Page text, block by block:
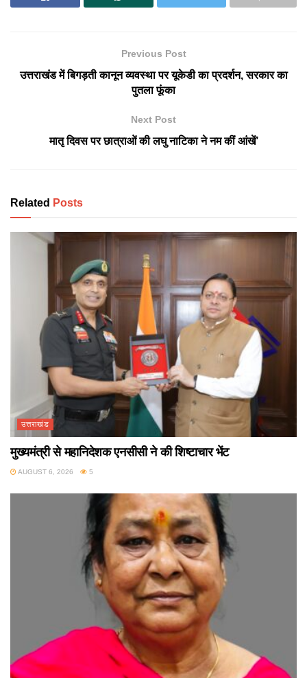
Previous Post
उत्तराखंड में बिगड़ती कानून व्यवस्था पर यूकेडी का प्रदर्शन, सरकार का
पुतला फूंका
Next Post
मातृ दिवस पर छात्राओं की लघु नाटिका ने नम कीं आंखें’
Related Posts
उत्तराखंड
मुख्यमंत्री से महानिदेशक एनसीसी ने की शिष्टाचार भेंट
AUGUST 6, 2026 5